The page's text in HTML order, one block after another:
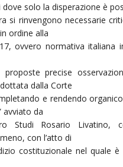
solo la disperazione è
si rinvengono necessarie
ordine alla
ovvero normativa italiana
precise
dalla Corte
e rendendo
avviato da
Studi Rosario Livatino,
con l’atto di
costituzionale nel quale è